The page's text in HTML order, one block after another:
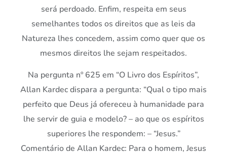
será perdoado. Enfim, respeita em seus
semelhantes todos os direitos que as leis da
Natureza lhes concedem, assim como quer que os
mesmos direitos lhe sejam respeitados.
Na pergunta nº 625 em “O Livro dos Espíritos”,
Allan Kardec dispara a pergunta: “Qual o tipo mais
perfeito que Deus já ofereceu à humanidade para
lhe servir de guia e modelo? – ao que os espíritos
superiores lhe respondem: – “Jesus.”
Comentário de Allan Kardec: Para o homem, Jesus